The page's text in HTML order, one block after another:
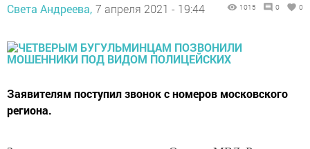
Света Андреева, 7 апреля 2021 - 19:44 1015 0 0
Заявителям поступил звонок с номеров московского
региона.